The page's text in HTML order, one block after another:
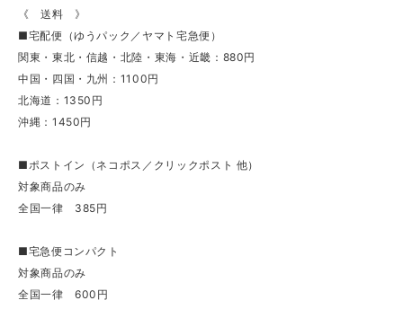
《 送料 》
■宅配便（ゆうパック／ヤマト宅急便）
関東・東北・信越・北陸・東海・近畿：880円
中国・四国・九州：1100円
北海道：1350円
沖縄：1450円
■ポストイン（ネコポス／クリックポスト 他）
対象商品のみ
全国一律 385円
■宅急便コンパクト
対象商品のみ
全国一律 600円